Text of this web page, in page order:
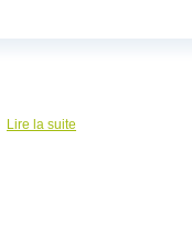
Lire la suite